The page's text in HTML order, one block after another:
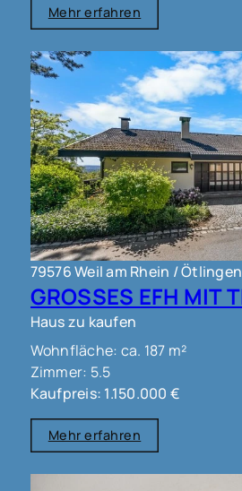
Mehr erfahren
79576 Weil am Rhein / Ötlingen
Haus zu kaufen
Wohnfläche: ca. 187 m²
Zimmer: 5.5
Kaufpreis: 1.150.000 €
Mehr erfahren